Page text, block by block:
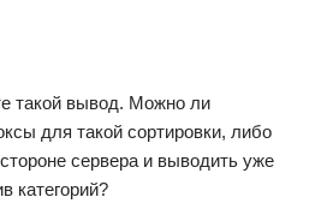
такой вывод. Можно ли
для такой сортировки, либо
сервера и выводить уже
категорий?